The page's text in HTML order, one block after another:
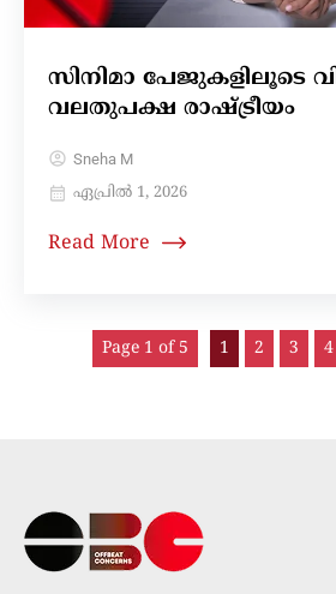
സിനിമാ പേജുകളിലൂടെ
വലതുപക്ഷ രാഷ്ട്രീയം
Sneha M
ഏപ്രിൽ 1, 2026
Read More
Page 1 of 5 1 2 3 4